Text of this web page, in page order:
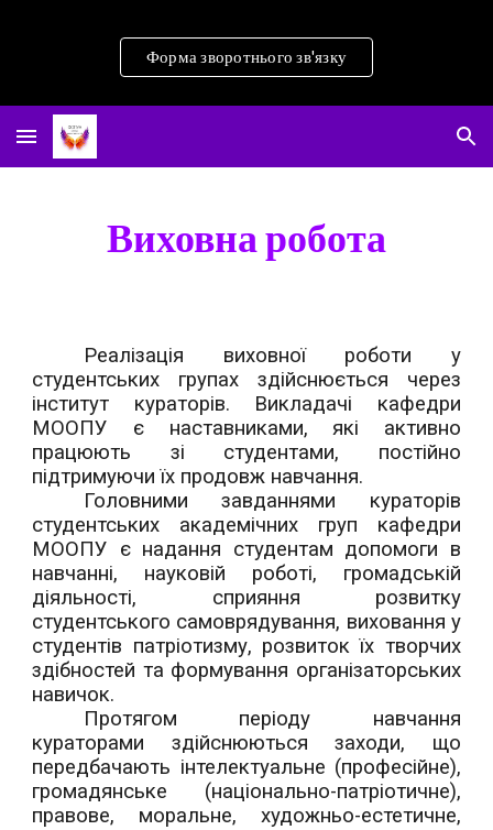
Skip to main content Skip to navigation
Форма зворотнього зв'язку
Виховна робота
Реалізація виховної роботи у
студентських групах здійснюється через
інститут кураторів. Викладачі кафедри
МООПУ є наставниками, які активно
працюють зі студентами, постійно
підтримуючи їх продовж навчання.
Головними завданнями кураторів
студентських академічних груп кафедри
МООПУ є надання студентам допомоги в
навчанні, науковій роботі, громадській
діяльності, сприяння розвитку
студентського самоврядування, виховання у
студентів патріотизму, розвиток їх творчих
здібностей та формування організаторських
навичок.
Протягом періоду навчання
кураторами здійснюються заходи, що
передбачають інтелектуальне (професійне),
громадянське (національно-патріотичне),
правове, моральне, художньо-естетичне,